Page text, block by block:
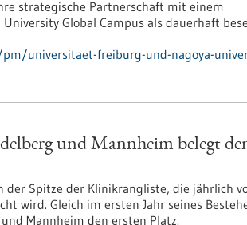
strategische Partnerschaft mit einem
Global Campus als dauerhaft
universitaet-freiburg-und-nagoya-
und Mannheim belegt
der Spitze der Klinikrangliste, die jährlich
wird. Gleich im ersten Jahr seines
Mannheim den ersten Platz.